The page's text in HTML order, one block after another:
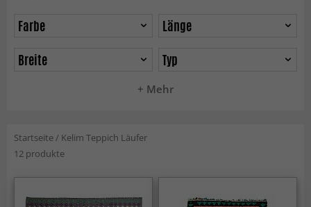
+ Mehr
Farbe
Länge
Breite
Typ
Startseite/ Kelim Teppich Läufer
12 produkte